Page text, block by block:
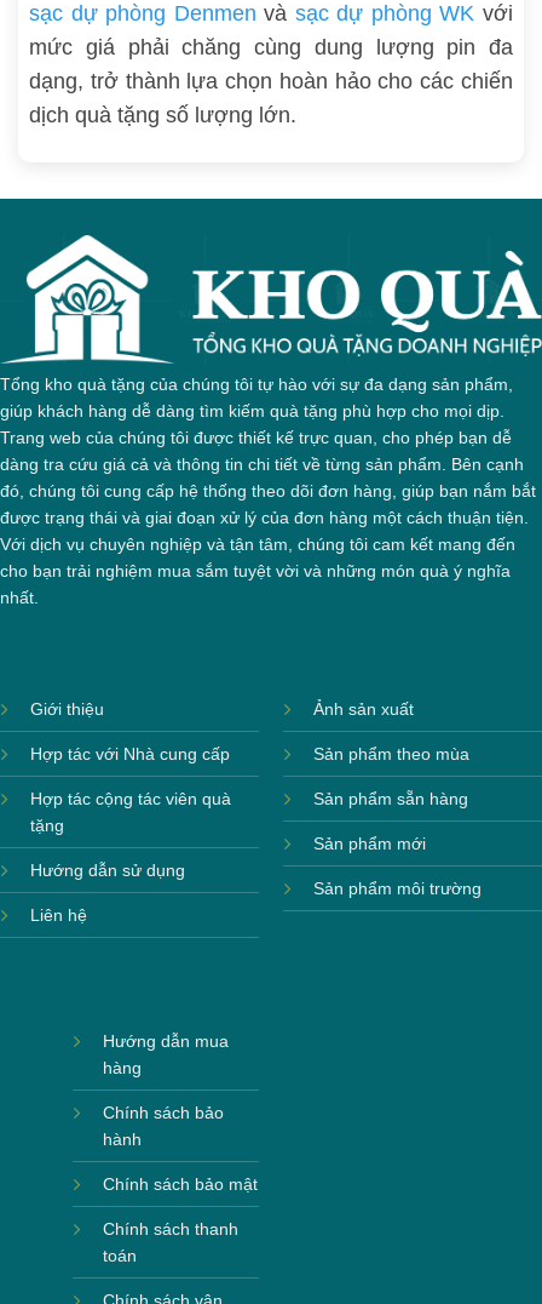
sạc dự phòng Denmen và sạc dự phòng WK với
mức giá phải chăng cùng dung lượng pin đa
dạng, trở thành lựa chọn hoàn hảo cho các chiến
dịch quà tặng số lượng lớn.
Tổng kho quà tặng của chúng tôi tự hào với sự đa dạng sản phẩm,
giúp khách hàng dễ dàng tìm kiếm quà tặng phù hợp cho mọi dịp.
Trang web của chúng tôi được thiết kế trực quan, cho phép bạn dễ
dàng tra cứu giá cả và thông tin chi tiết về từng sản phẩm. Bên cạnh
đó, chúng tôi cung cấp hệ thống theo dõi đơn hàng, giúp bạn nắm bắt
được trạng thái và giai đoạn xử lý của đơn hàng một cách thuận tiện.
Với dịch vụ chuyên nghiệp và tận tâm, chúng tôi cam kết mang đến
cho bạn trải nghiệm mua sắm tuyệt vời và những món quà ý nghĩa
nhất.
Giới thiệu
Hợp tác với Nhà cung cấp
Hợp tác cộng tác viên quà
tặng
Hướng dẫn sử dụng
Liên hệ
Ảnh sản xuất
Sản phẩm theo mùa
Sản phẩm sẵn hàng
Sản phẩm mới
Sản phẩm môi trường
Hướng dẫn mua
hàng
Chính sách bảo
hành
Chính sách bảo mật
Chính sách thanh
toán
Chính sách vận